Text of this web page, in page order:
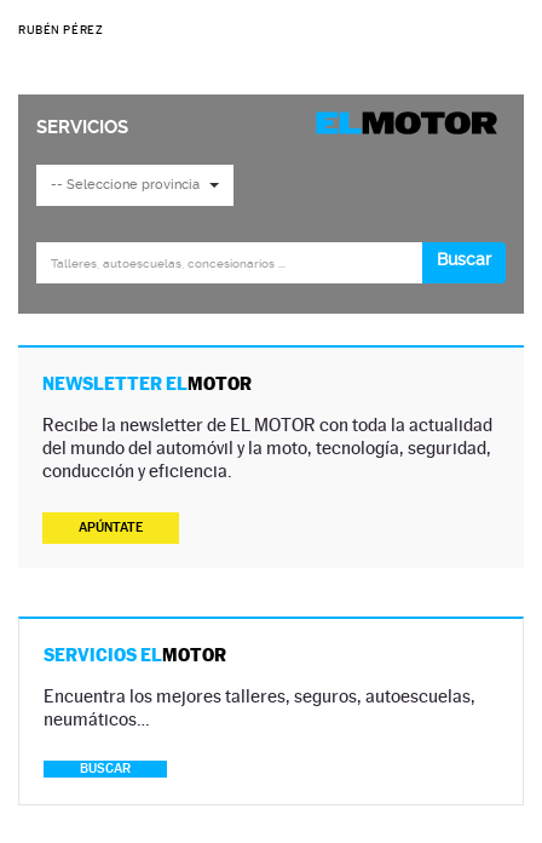
RUBÉN PÉREZ
NEWSLETTER ELMOTOR
Recibe la newsletter de EL MOTOR con toda la actualidad
del mundo del automóvil y la moto, tecnología, seguridad,
conducción y eficiencia.
APÚNTATE
SERVICIOS ELMOTOR
Encuentra los mejores talleres, seguros, autoescuelas,
neumáticos…
BUSCAR